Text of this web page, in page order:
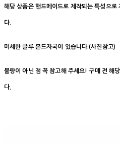
해당 상품은 핸드메이드로 제작되는 특성으로
다.
미세한 글루 본드자국이 있습니다.(사진참고)
불량이 아닌 점 꼭 참고해 주세요! 구매 전 해
다.